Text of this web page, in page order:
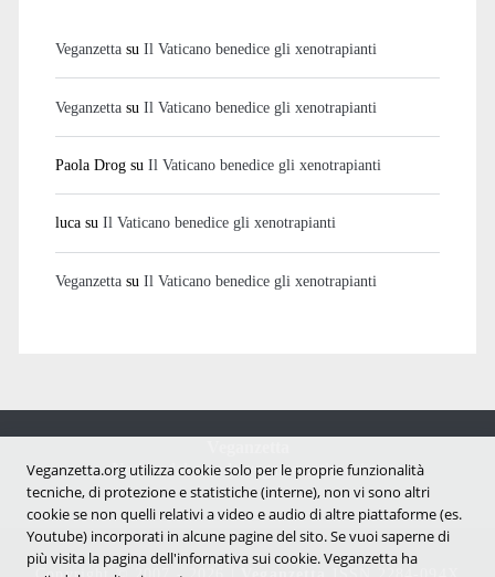
Veganzettasu Il Vaticano benedice gli xenotrapianti
Veganzettasu Il Vaticano benedice gli xenotrapianti
Paola Drogsu Il Vaticano benedice gli xenotrapianti
lucasu Il Vaticano benedice gli xenotrapianti
Veganzettasu Il Vaticano benedice gli xenotrapianti
Notizie dal mondo vegan e antispecista
Veganzetta.org utilizza cookie solo per le proprie funzionalità
tecniche, di protezione e statistiche (interne), non vi sono altri
cookie se non quelli relativi a video e audio di altre piattaforme (es.
Youtube) incorporati in alcune pagine del sito. Se vuoi saperne di
più visita la pagina dell'infornativa sui cookie. Veganzetta ha